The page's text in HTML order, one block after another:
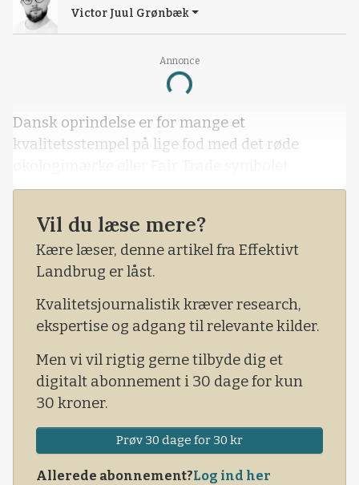
Annonce
Loading...
Victor Juul Grønbæk
Dansk oprindelse er for mange et
kvalitetsstempel på lige fod med det røde
Vil du læse mere?
Kære læser, denne artikel fra Effektivt
Landbrug er låst.
Kvalitetsjournalistik kræver research,
ekspertise og adgang til relevante kilder.
Men vi vil rigtig gerne tilbyde dig et
digitalt abonnement i 30 dage for kun
30 kroner.
Prøv 30 dage for 30 kr
Allerede abonnement?Log ind her